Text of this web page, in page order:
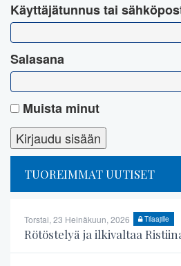
Käyttäjätunnus tai
Salasana
Muista minut
TUOREIMMAT UUTISET
Torstai, 23 Heinäkuun, 2026 Tilaajille
Rötöstelyä ja ilkivaltaa